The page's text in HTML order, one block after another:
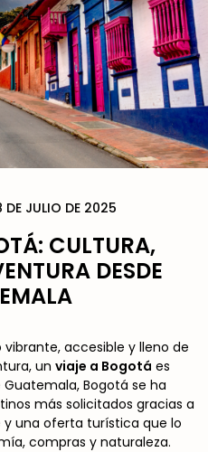
DE JULIO DE 2025
CULTURA,
DESDE
accesible y lleno de
un viaje a Bogotá es
Bogotá se ha
más solicitados gracias a
una oferta turística que lo
compras y naturaleza.